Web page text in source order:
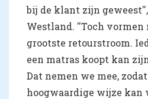
bij de klant zijn
Westland. ''Toch vormen
grootste retourstroom.
een matras koopt kan
Dat nemen we mee,
hoogwaardige wijze kan